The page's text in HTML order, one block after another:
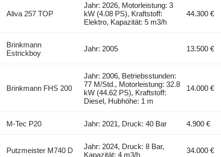
Aliva 257 TOP
Jahr: 2026, Motorleistung: 3
kW (4.08 PS), Kraftstoff:
Elektro, Kapazität: 5 m3/h
44.300 €
Brinkmann
Estrickboy
Jahr: 2005 13.500 €
Brinkmann FHS 200
Jahr: 2006, Betriebsstunden:
77 M/Std., Motorleistung: 32.8
kW (44.62 PS), Kraftstoff:
Diesel, Hubhöhe: 1 m
14.000 €
M-Tec P20 Jahr: 2021, Druck: 40 Bar 4.900 €
Putzmeister M740 D
Jahr: 2024, Druck: 8 Bar,
Kapazität: 4 m3/h
34.000 €